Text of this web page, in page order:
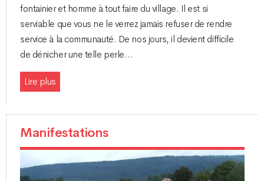
fontainier et homme à tout faire du village. Il est si
serviable que vous ne le verrez jamais refuser de rendre
service à la communauté. De nos jours, il devient difficile
de dénicher une telle perle…
Lire plus
Manifestations